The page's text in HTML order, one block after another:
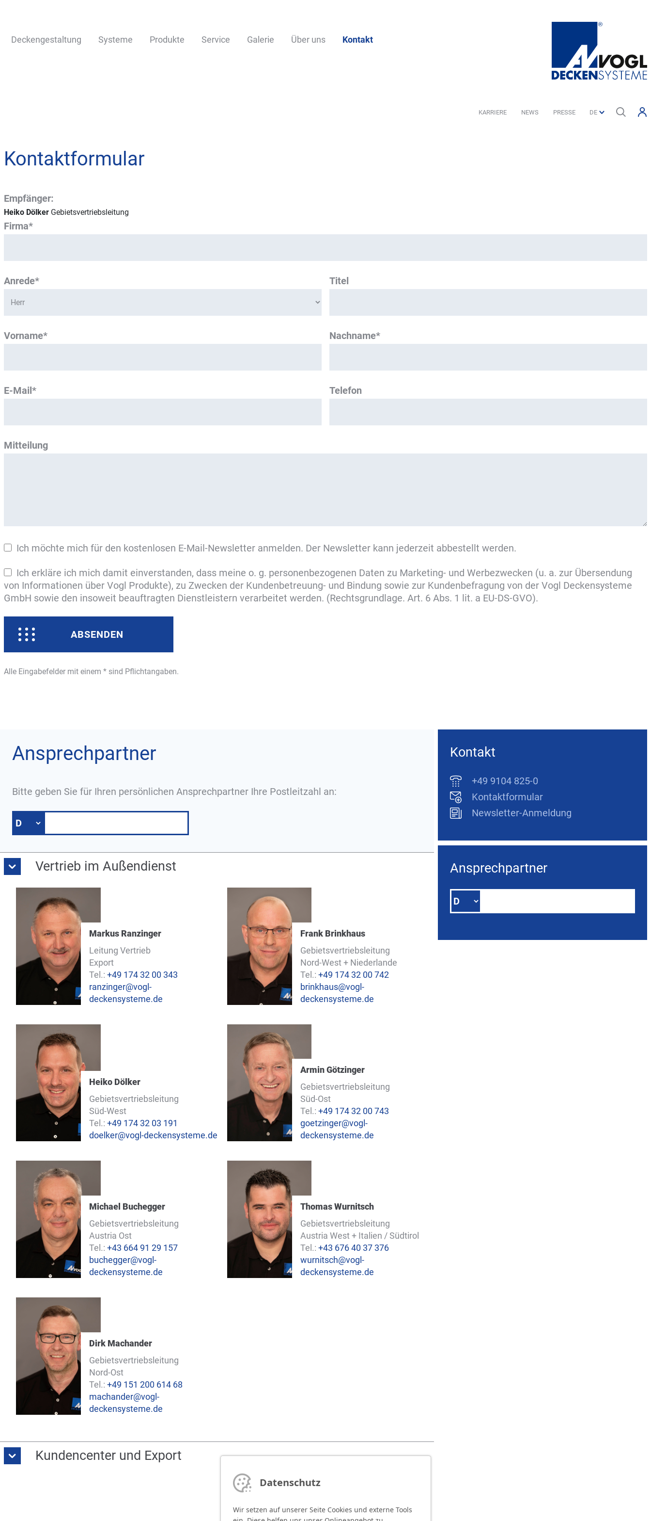
Deckengestaltung Systeme Produkte Service Galerie Über uns Kontakt
KARRIERE NEWS PRESSE
Kontaktformular
Empfänger:
Heiko Dölker Gebietsvertriebsleitung
Firma*
Anrede* Titel
Vorname* Nachname*
E-Mail* Telefon
Mitteilung
Ich möchte mich für den kostenlosen E-Mail-Newsletter anmelden. Der Newsletter kann jederzeit abbestellt werden.
Ich erkläre ich mich damit einverstanden, dass meine o. g. personenbezogenen Daten zu Marketing- und Werbezwecken (u. a. zur Übersendung
von Informationen über Vogl Produkte), zu Zwecken der Kundenbetreuung- und Bindung sowie zur Kundenbefragung von der Vogl Deckensysteme
GmbH sowie den insoweit beauftragten Dienstleistern verarbeitet werden. (Rechtsgrundlage. Art. 6 Abs. 1 lit. a EU-DS-GVO).
ABSENDEN
Alle Eingabefelder mit einem * sind Pflichtangaben.
Ansprechpartner
Bitte geben Sie für Ihren persönlichen Ansprechpartner Ihre Postleitzahl an:
Vertrieb im Außendienst
Markus Ranzinger
Leitung Vertrieb
Export
Tel.:+49 174 32 00 343
ranzinger@vogl-
deckensysteme.de
Frank Brinkhaus
Gebietsvertriebsleitung
Nord-West + Niederlande
Tel.: +49 174 32 00 742
brinkhaus@vogl-
deckensysteme.de
Heiko Dölker
Gebietsvertriebsleitung
Süd-West
Tel.:+49 174 32 03 191
doelker@vogl-deckensysteme.de
Armin Götzinger
Gebietsvertriebsleitung
Süd-Ost
Tel.: +49 174 32 00 743
goetzinger@vogl-
deckensysteme.de
Michael Buchegger
Gebietsvertriebsleitung
Austria Ost
Tel.:+43 664 91 29 157
buchegger@vogl-
deckensysteme.de
Thomas Wurnitsch
Gebietsvertriebsleitung
Austria West + Italien / Südtirol
Tel.: +43 676 40 37 376
wurnitsch@vogl-
deckensysteme.de
Dirk Machander
Gebietsvertriebsleitung
Nord-Ost
Tel.:+49 151 200 614 68
machander@vogl-
deckensysteme.de
Kundencenter und Export
Kontakt
+49 9104 825-0
Kontaktformular
Newsletter-Anmeldung
Ansprechpartner
Datenschutz
Wir setzen auf unserer Seite Cookies und externe Tools